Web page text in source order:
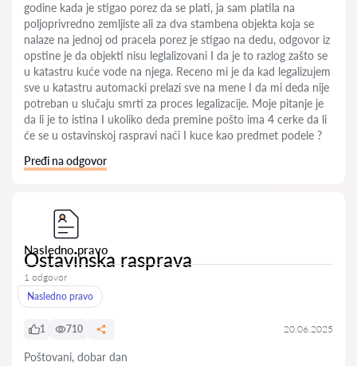
godine kada je stigao porez da se plati, ja sam platila na
poljoprivredno zemljiste ali za dva stambena objekta koja se
nalaze na jednoj od pracela porez je stigao na dedu, odgovor iz
opstine je da objekti nisu leglalizovani I da je to razlog zašto se
u katastru kuće vode na njega. Receno mi je da kad legalizujem
sve u katastru automacki prelazi sve na mene I da mi deda nije
potreban u slučaju smrti za proces legalizacije. Moje pitanje je
da li je to istina I ukoliko deda premine pošto ima 4 cerke da li
će se u ostavinskoj raspravi naći I kuce kao predmet podele ?
Pređi na odgovor
Nasledno pravo
Ostavinska rasprava
1 odgovor
Nasledno pravo
1 710 20.06.2025
Poštovani, dobar dan